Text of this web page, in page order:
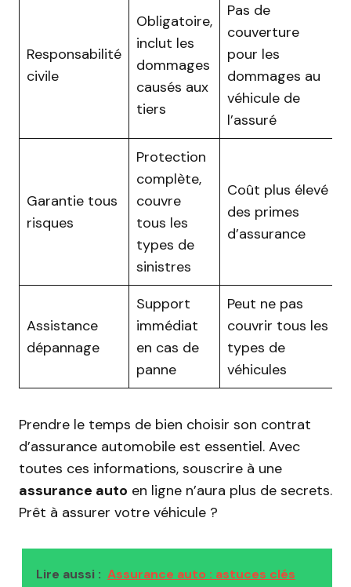
Responsabilité
civile
Obligatoire,
inclut les
dommages
causés aux
tiers
Pas de
couverture
pour les
dommages au
véhicule de
l’assuré
Garantie tous
risques
Protection
complète,
couvre
tous les
types de
sinistres
Coût plus élevé
des primes
d’assurance
Assistance
dépannage
Support
immédiat
en cas de
panne
Peut ne pas
couvrir tous les
types de
véhicules
Prendre le temps de bien choisir son contrat
d’assurance automobile est essentiel. Avec
toutes ces informations, souscrire à une
assurance auto en ligne n’aura plus de secrets.
Prêt à assurer votre véhicule ?
Lire aussi : Assurance auto : astuces clés